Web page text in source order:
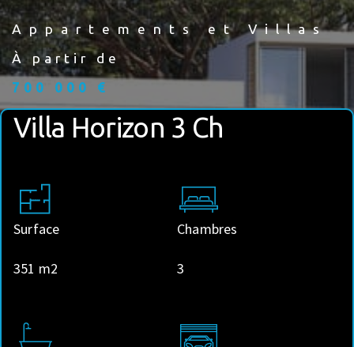
Appartements et Villas
À partir de
700 000 €
Villa Horizon 3 Ch
Surface
351 m2
Chambres
3